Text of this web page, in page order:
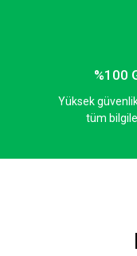
Zoom H6
%100
Yüksek
tüm